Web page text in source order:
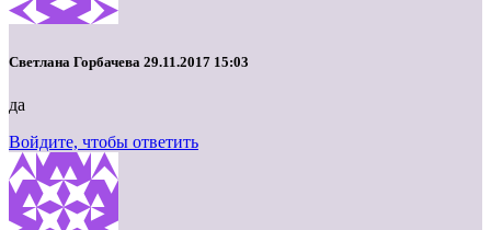
Светлана Горбачева 29.11.2017 15:03
да
Войдите, чтобы ответить